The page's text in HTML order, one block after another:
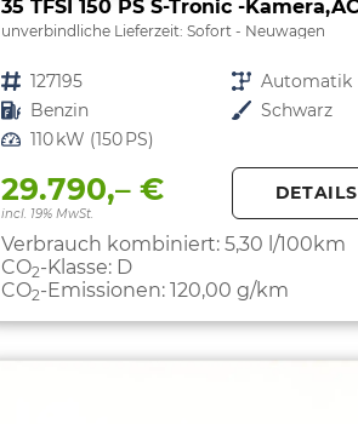
unverbindliche Lieferzeit: Sofort Neuwagen
Fahrzeugnr. 127195 Getriebe Automatik
Kraftstoff Benzin Außenfarbe Schwarz
Leistung 110 kW (150 PS)
29.790,– €
incl. 19% MwSt.
DETAILS
Verbrauch kombiniert: 5,30 l/100km
CO2-Klasse: D
CO2-Emissionen: 120,00 g/km